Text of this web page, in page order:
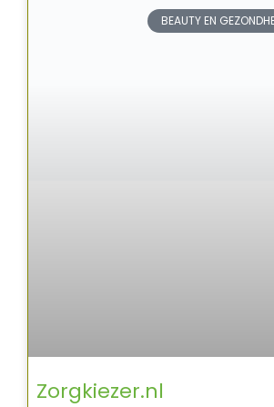
BEAUTY EN
Zorgkiezer.nl